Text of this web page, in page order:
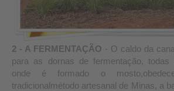
2 - A FERMENTAÇÃO - O caldo da
para as dornas de fermentação, todas
onde é formado o
tradicionalmétodo artesanal de Minas, a